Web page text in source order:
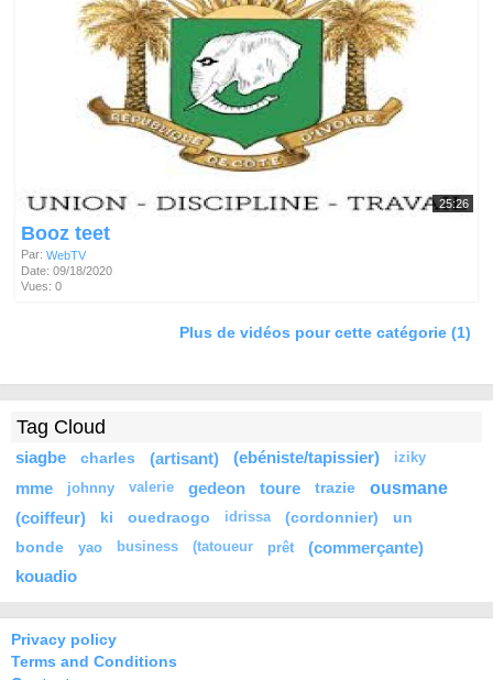
25:26
Booz teet
Par:WebTV
Date: 09/18/2020
Vues: 0
Plus de vidéos pour cette catégorie (1)
Tag Cloud
siagbe charles (artisant) (ebéniste/tapissier) iziky
mme johnny valerie gedeon toure trazie ousmane
(coiffeur) ki ouedraogo idrissa (cordonnier)
un
bonde
yao business (tatoueur prêt (commerçante)
kouadio
Privacy policy
Terms and Conditions